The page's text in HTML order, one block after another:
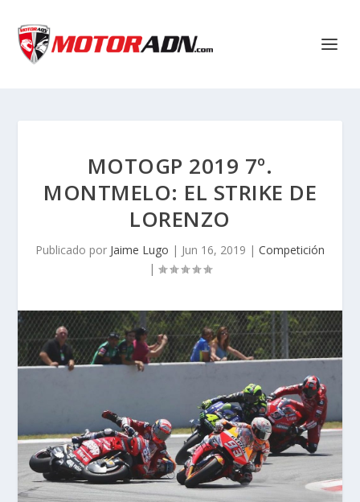
MOTOGP 2019 7º.
MONTMELO: EL STRIKE DE
LORENZO
Publicado por Jaime Lugo | Jun 16, 2019 | Competición
|